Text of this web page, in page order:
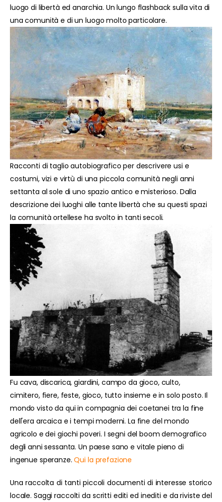
luogo di libertà ed anarchia. Un lungo flashback sulla vita di
una comunità e di un luogo molto particolare.
Racconti di taglio autobiografico per descrivere usi e
costumi, vizi e virtù di una piccola comunità negli anni
settanta al sole di uno spazio antico e misterioso. Dalla
descrizione dei luoghi alle tante libertà che su questi spazi
la comunità ortellese ha svolto in tanti secoli.
Fu cava, discarica, giardini, campo da gioco, culto,
cimitero, fiere, feste, gioco, tutto insieme e in solo posto. Il
mondo visto da qui in compagnia dei coetanei tra la fine
dell'era arcaica e i tempi moderni. La fine del mondo
agricolo e dei giochi poveri. I segni del boom demografico
degli anni sessanta. Un paese sano e vitale pieno di
ingenue speranze.Qui la prefazione
Una raccolta di tanti piccoli documenti di interesse storico
locale. Saggi raccolti da scritti editi ed inediti e da riviste del